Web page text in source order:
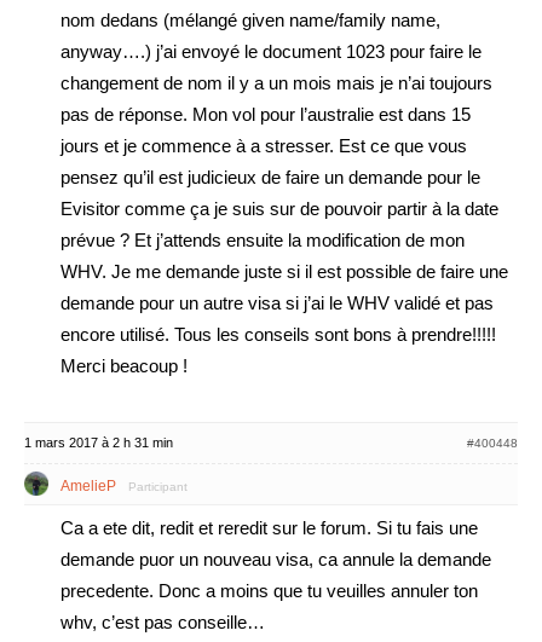
nom dedans (mélangé given name/family name,
anyway….) j’ai envoyé le document 1023 pour faire le
changement de nom il y a un mois mais je n’ai toujours
pas de réponse. Mon vol pour l’australie est dans 15
jours et je commence à a stresser. Est ce que vous
pensez qu’il est judicieux de faire un demande pour le
Evisitor comme ça je suis sur de pouvoir partir à la date
prévue ? Et j’attends ensuite la modification de mon
WHV. Je me demande juste si il est possible de faire une
demande pour un autre visa si j’ai le WHV validé et pas
encore utilisé. Tous les conseils sont bons à prendre!!!!!
Merci beacoup !
1 mars 2017 à 2 h 31 min #400448
AmelieP Participant
Ca a ete dit, redit et reredit sur le forum. Si tu fais une
demande puor un nouveau visa, ca annule la demande
precedente. Donc a moins que tu veuilles annuler ton
whv, c’est pas conseille…